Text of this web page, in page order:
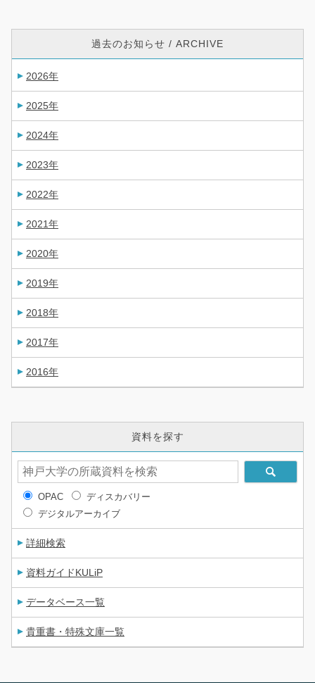
過去のお知らせ / ARCHIVE
2026年
2025年
2024年
2023年
2022年
2021年
2020年
2019年
2018年
2017年
2016年
資料を探す
OPAC
ディスカバリー
デジタルアーカイブ
詳細検索
資料ガイドKULiP
データベース一覧
貴重書・特殊文庫一覧